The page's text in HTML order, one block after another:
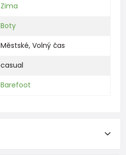
Zima
Boty
Městské, Volný čas
casual
Barefoot